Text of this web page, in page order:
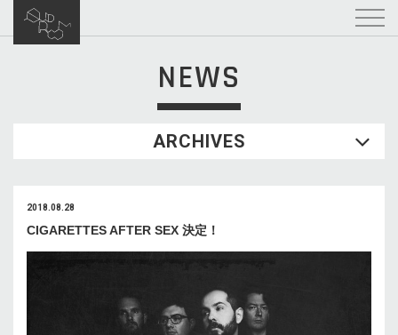
NEWS
ARCHIVES
2018.08.28
CIGARETTES AFTER SEX 決定！